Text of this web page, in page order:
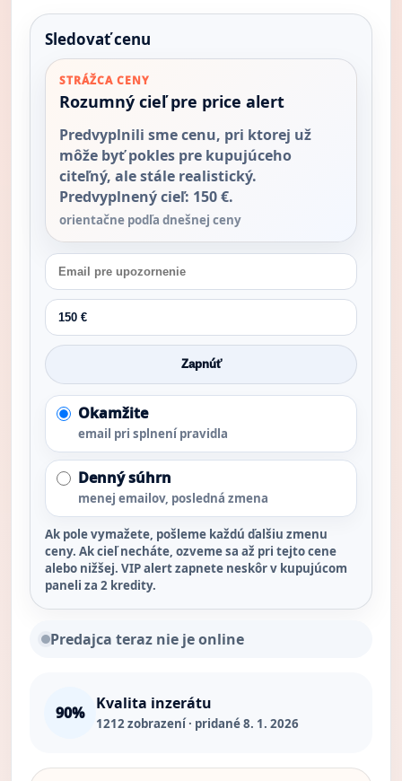
Sledovať cenu
STRÁŽCA CENY
Rozumný cieľ pre price alert
Predvyplnili sme cenu, pri ktorej už
môže byť pokles pre kupujúceho
citeľný, ale stále realistický.
Predvyplnený cieľ: 150 €.
orientačne podľa dnešnej ceny
Zapnúť
Okamžite
email pri splnení pravidla
Denný súhrn
menej emailov, posledná zmena
Ak pole vymažete, pošleme každú ďalšiu zmenu
ceny. Ak cieľ necháte, ozveme sa až pri tejto cene
alebo nižšej. VIP alert zapnete neskôr v kupujúcom
paneli za 2 kredity.
Predajca teraz nie je online
90% Kvalita inzerátu
1212zobrazení · pridané 8. 1. 2026